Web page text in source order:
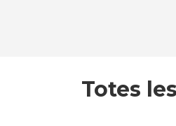
Totes